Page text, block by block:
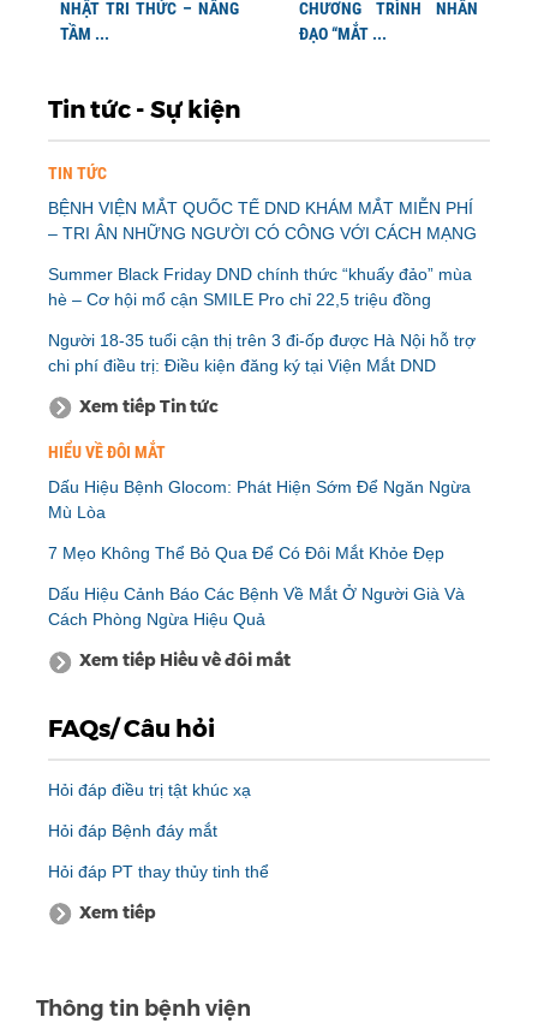
NHẬT TRI THỨC – NÂNG
TẦM ...
CHƯƠNG TRÌNH NHÂN
ĐẠO “MẮT ...
Tin tức - Sự kiện
TIN TỨC
BỆNH VIỆN MẮT QUỐC TẾ DND KHÁM MẮT MIỄN PHÍ
– TRI ÂN NHỮNG NGƯỜI CÓ CÔNG VỚI CÁCH MẠNG
Summer Black Friday DND chính thức “khuấy đảo” mùa
hè – Cơ hội mổ cận SMILE Pro chỉ 22,5 triệu đồng
Người 18-35 tuổi cận thị trên 3 đi-ốp được Hà Nội hỗ trợ
chi phí điều trị: Điều kiện đăng ký tại Viện Mắt DND
Xem tiếp Tin tức
HIỂU VỀ ĐÔI MẮT
Dấu Hiệu Bệnh Glocom: Phát Hiện Sớm Để Ngăn Ngừa
Mù Lòa
7 Mẹo Không Thể Bỏ Qua Để Có Đôi Mắt Khỏe Đẹp
Dấu Hiệu Cảnh Báo Các Bệnh Về Mắt Ở Người Già Và
Cách Phòng Ngừa Hiệu Quả
Xem tiếp Hiểu về đôi mắt
FAQs/ Câu hỏi
Hỏi đáp điều trị tật khúc xạ
Hỏi đáp Bệnh đáy mắt
Hỏi đáp PT thay thủy tinh thể
Xem tiếp
Thông tin bệnh viện